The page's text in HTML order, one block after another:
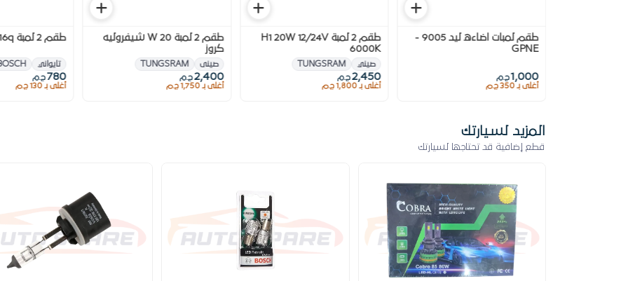
طقم لمبات اضاءه ليد 9005 -
GPNE
1,000ج.م
أغلى بـ 350 ج.م
طقم 2 لمبة H1 20W 12/24V
6000K
صيني TUNGSRAM
2,450 ج.م
أغلى بـ 1,800 ج.م
طقم 2 لمبة 20 W شيفروليه
كروز
صينى TUNGSRAM
2,400 ج.م
أغلى بـ 1,750 ج.م
طقم 2 لمبة W21/5W W3x16q
تايواني
780ج.م
أغلى بـ 130 ج.م
المزيد لسيارتك
قطع إضافية قد تحتاجها لسيارتك